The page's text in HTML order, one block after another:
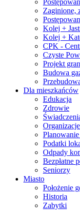
Zaginione,
Kolej +
Kolej +
CPK -
Czyste
Projekt
Budowa
Dla mieszkańców
Edukacja
Zdrowie
Podatki
Odpady
Bezpłatne
Seniorzy
Miasto
Położenie
Historia
Zabytki